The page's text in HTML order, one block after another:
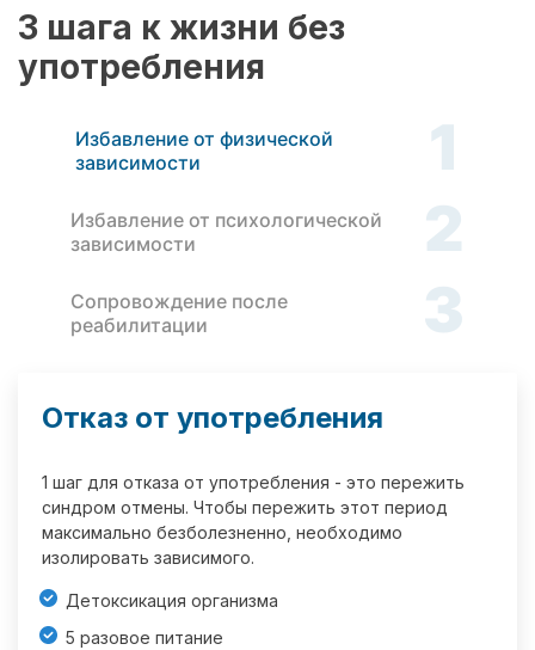
3 шага к жизни без
употребления
Избавление от физической
зависимости
1
Избавление от психологической
зависимости
2
Сопровождение после
реабилитации
3
Отказ от употребления
1 шаг для отказа от употребления - это пережить
синдром отмены. Чтобы пережить этот период
максимально безболезненно, необходимо
изолировать зависимого.
Детоксикация организма
5 разовое питание